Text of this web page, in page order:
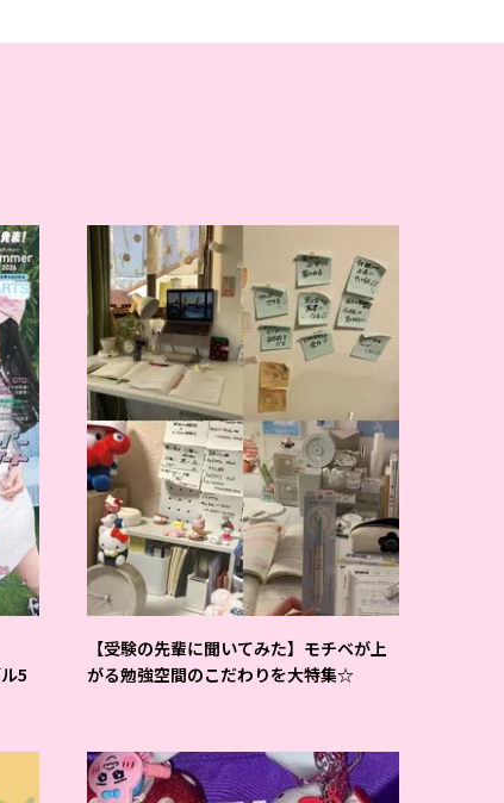
5
【受験の先輩に聞いてみた】モチベが上
がる勉強空間のこだわりを大特集☆